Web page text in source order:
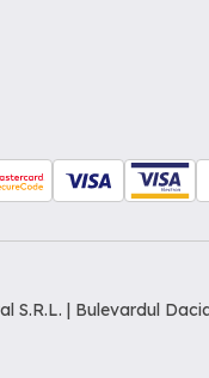
S.R.L. | Bulevardul